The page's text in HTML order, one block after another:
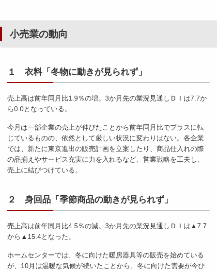
小売業の動向
１ 衣料「冬物に動きが見られず」
売上高は前年同月比1.9％の増。3か月先の業況見通しＤＩは7.7か
ら0.0となっている。
今月は一部企業の売上が伸びたことから前年同月比でプラスに転
じているものの、依然として厳しい状況に変わりはない。各企業
では、新たに東京進出の販売計画を立案したり、商品仕入れの際
の品揃えやサービス充実に力を入れるなど、営業戦略を工夫し、
売上に結びつけている。
２ 身回品「季節商品の動きが見られず」
売上高は前年同月比4.5％の減。3か月先の業況見通しＤＩは▲7.7
から▲15.4となった。
ホームセンターでは、冬に向けた暖房器具等の販売を始めている
が、10月は温暖な気候が続いたことから、冬に向けた需要が今ひ